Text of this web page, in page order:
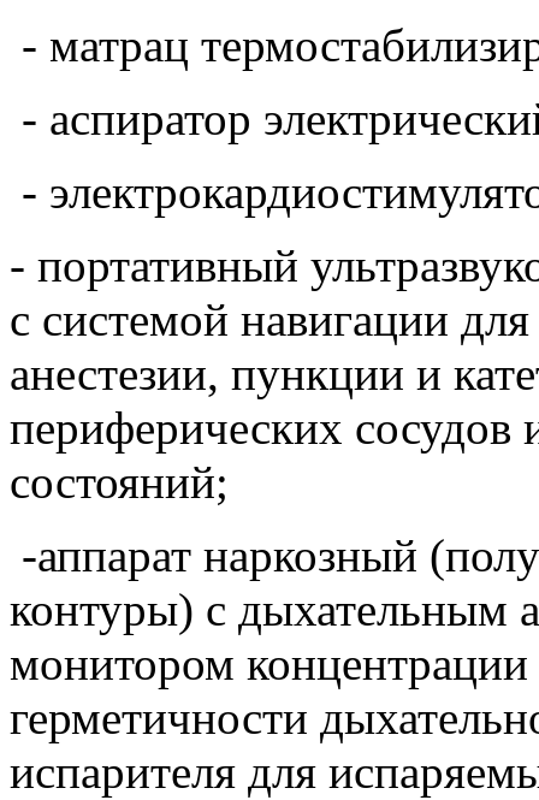
- матрац
- аспиратор
-
- портативный
с системой навигации
анестезии, пункции и
периферических сосудов
состояний;
-аппарат наркозный
контуры) с дыхательным
монитором концентрации
герметичности
испарителя для